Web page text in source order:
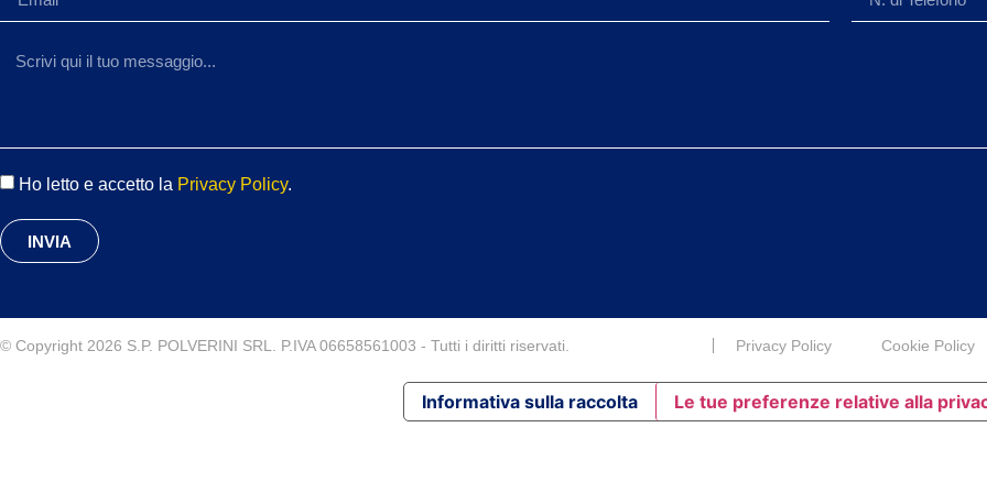
Ho letto e accetto la Privacy Policy.
INVIA
© Copyright 2026 S.P. POLVERINI SRL. P.IVA 06658561003 - Tutti i diritti riservati. Privacy Policy Cookie Policy
Informativa sulla raccolta Le tue preferenze relative alla